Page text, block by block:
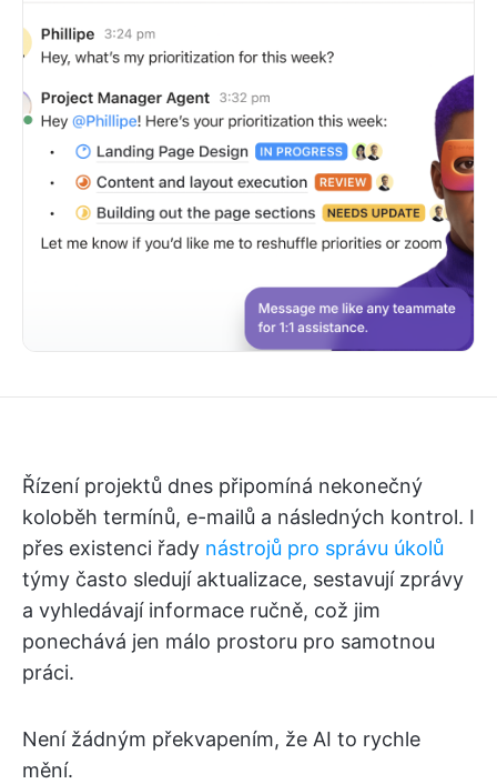
Řízení projektů dnes připomíná nekonečný
koloběh termínů, e-mailů a následných kontrol. I
přes existenci řady nástrojů pro správu úkolů
týmy často sledují aktualizace, sestavují zprávy
a vyhledávají informace ručně, což jim
ponechává jen málo prostoru pro samotnou
práci.
Není žádným překvapením, že AI to rychle
mění.